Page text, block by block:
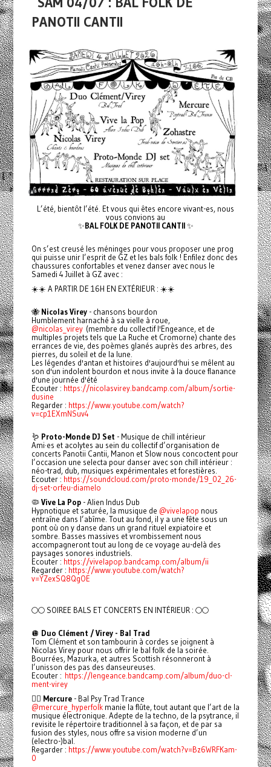
PANOTII CANTII
L’été, bientôt l’été. Et vous qui êtes encore vivant-es, nous
vous convions au
✨BAL FOLK DE PANOTII CANTII✨
On s’est creusé les méninges pour vous proposer une prog
qui puisse unir l’esprit de GZ et les bals folk ! Enfilez donc des
chaussures confortables et venez danser avec nous le
Samedi 4 Juillet à GZ avec :
☀️☀️ A PARTIR DE 16H EN EXTÉRIEUR : ☀️☀️
🐝Nicolas Virey- chansons bourdon
Humblement harnaché à sa vielle à roue,
@nicolas_virey(membre du collectif l'Engeance, et de
multiples projets tels que La Ruche et Cromorne) chante des
errances de vie, des poèmes glanés auprès des arbres, des
pierres, du soleil et de la lune.
Les légendes d'antan et histoires d'aujourd'hui se mêlent au
son d'un indolent bourdon et nous invite à la douce flanance
d'une journée d'été
Ecouter : https://nicolasvirey.bandcamp.com/album/sortie-
dusine
Regarder : https://www.youtube.com/watch?
v=cp1EXmNSuv4
🪱 Proto-Monde DJ Set - Musique de chill intérieur
Ami·es et acolytes au sein du collectif d’organisation de
concerts Panotii Cantii, Manon et Slow nous concoctent pour
l’occasion une selecta pour danser avec son chill intérieur :
néo-trad, dub, musiques expérimentales et forestières.
Ecouter : https://soundcloud.com/proto-monde/19_02_26-
dj-set-orfeu-diamelo
🦠Vive La Pop- Alien Indus Dub
Hypnotique et saturée, la musique de @vivelapop nous
entraîne dans l’abîme. Tout au fond, il y a une fête sous un
pont où on y danse dans un grand rituel expiatoire et
sombre. Basses massives et vrombissement nous
accompagneront tout au long de ce voyage au-delà des
paysages sonores industriels.
Ecouter : https://vivelapop.bandcamp.com/album/ii
Regarder : https://www.youtube.com/watch?
v=YZexSQ8QgOE
🌕🌕 SOIREE BALS ET CONCERTS EN INTÉRIEUR : 🌕🌕
🪩 Duo Clément / Virey - Bal Trad
Tom Clément et son tambourin à cordes se joignent à
Nicolas Virey pour nous offrir le bal folk de la soirée.
Bourrées, Mazurka, et autres Scottish résonneront à
l’unisson des pas des danseureuses.
Ecouter : https://lengeance.bandcamp.com/album/duo-cl-
ment-virey
🧚‍♂️ Mercure- Bal Psy Trad Trance
@mercure_hyperfolkmanie la flûte, tout autant que l’art de la
musique électronique. Adepte de la techno, de la psytrance, il
revisite le répertoire traditionnel à sa façon, et de par sa
fusion des styles, nous offre sa vision moderne d’un
(electro-)bal.
Regarder : https://www.youtube.com/watch?v=Bz6WRFKam-
0